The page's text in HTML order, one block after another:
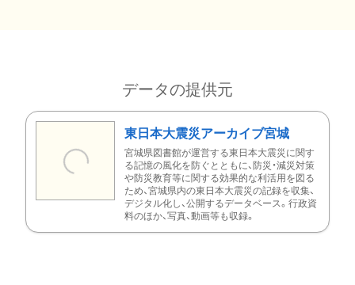
データの提供元
東日本大震災アーカイブ宮城
宮城県図書館が運営する東日本大震災に関す
る記憶の風化を防ぐとともに、防災・減災対策
や防災教育等に関する効果的な利活用を図る
ため、宮城県内の東日本大震災の記録を収集、
デジタル化し、公開するデータベース。行政資
料のほか、写真、動画等も収録。